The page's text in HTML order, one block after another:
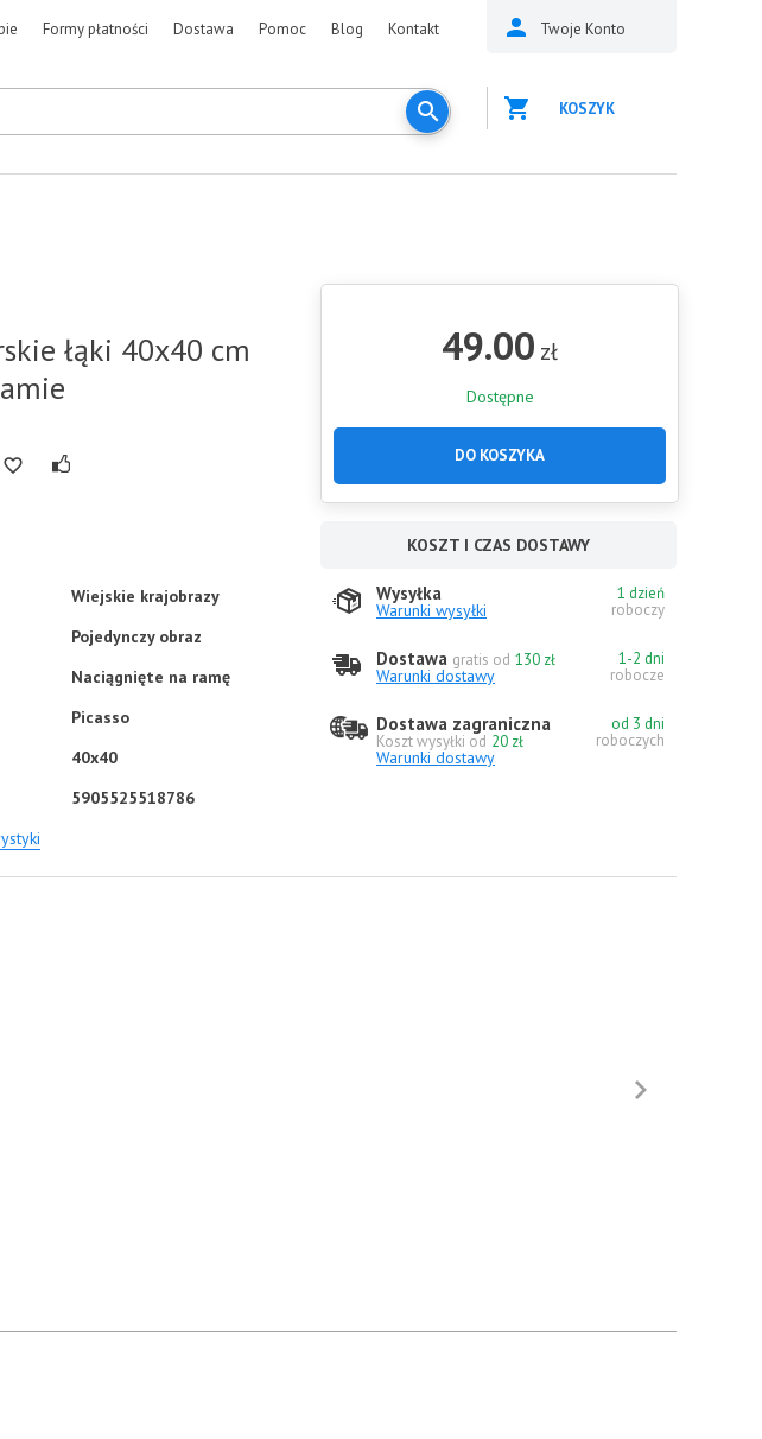
Formy płatności Dostawa Pomoc Blog Kontakt Twoje Konto
KOSZYK
łąki 40x40 cm
Wiejskie krajobrazy
Pojedynczy obraz
Naciągnięte na ramę
Picasso
40x40
5905525518786
49.00 zł
Dostępne
DO KOSZYKA
KOSZT I CZAS DOSTAWY
Wysyłka
Warunki wysyłki
1 dzień
roboczy
Dostawa gratis od 130 zł
Warunki dostawy
1-2 dni
robocze
Dostawa zagraniczna
Koszt wysyłki od 20 zł
Warunki dostawy
od 3 dni
roboczych